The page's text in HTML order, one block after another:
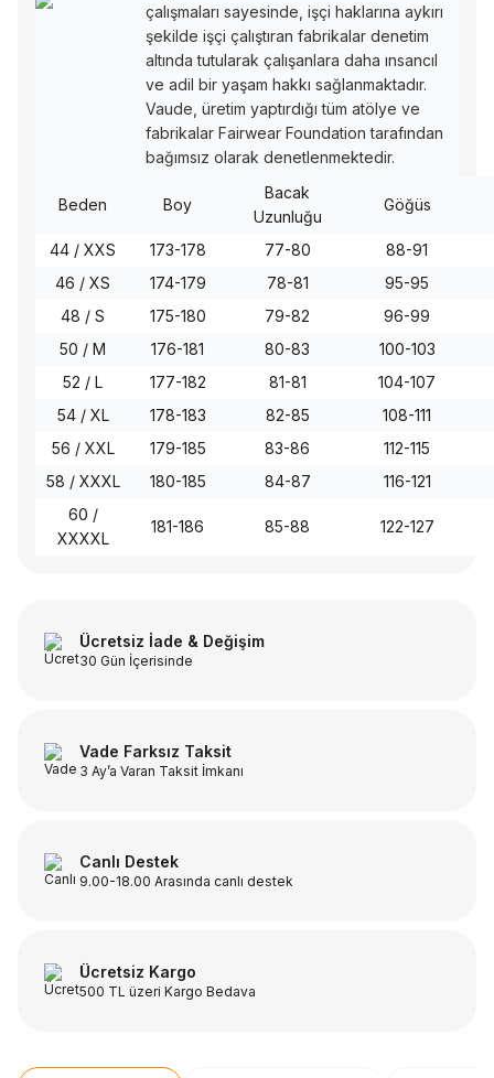
çalışmaları sayesinde, işçi haklarına aykırı
şekilde işçi çalıştıran fabrikalar denetim
altında tutularak çalışanlara daha ınsancıl
ve adil bir yaşam hakkı sağlanmaktadır.
Vaude, üretim yaptırdığı tüm atölye ve
fabrikalar Fairwear Foundation tarafından
bağımsız olarak denetlenmektedir.
Beden Boy
Bacak
Uzunluğu
Göğüs
44 / XXS 173-178 77-80
88-91
46 / XS
174-179 78-81
95-95
48 / S
175-180 79-82
96-99
50 / M
176-181 80-83
100-103
52 / L
177-182 81-81
104-107
54 / XL
178-183 82-85
108-111
56 / XXL
179-185 83-86
112-115
58 / XXXL
180-185 84-87
116-121
60 /
XXXXL
181-186 85-88 122-127
Ücretsiz İade & Değişim
30 Gün İçerisinde
Vade Farksız Taksit
3 Ay’a Varan Taksit İmkanı
Canlı Destek
9.00-18.00 Arasında canlı destek
Ücretsiz Kargo
500 TL üzeri Kargo Bedava